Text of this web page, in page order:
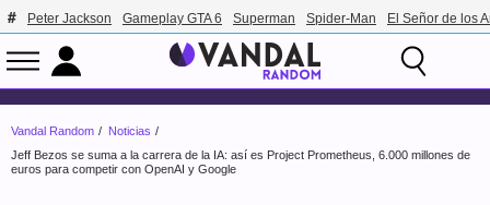
Peter Jackson Gameplay GTA 6 Superman Spider-Man El Señor de los
Vandal Random
Noticias
Jeff Bezos se suma a la carrera de la IA: así es Project Prometheus, 6.000 millones de
euros para competir con OpenAI y Google